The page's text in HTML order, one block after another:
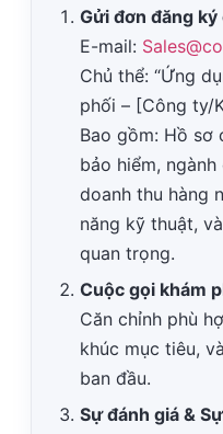
Gửi đơn đăng ký
E-mail:
Chủ thể: “Ứng
phối – [Công ty/
Bao gồm: Hồ sơ
bảo hiểm,
doanh thu hàng
năng kỹ thuật,
quan trọng.
Cuộc gọi khám
Căn chỉnh phù
khúc mục tiêu,
ban đầu.
Sự đánh giá &